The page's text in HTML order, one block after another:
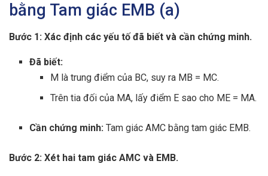
bằng Tam giác EMB (a)
Bước 1: Xác định các yếu tố đã biết và cần chứng minh.
Đã biết:
M là trung điểm của BC, suy ra MB = MC.
Trên tia đối của MA, lấy điểm E sao cho ME = MA.
Cần chứng minh: Tam giác AMC bằng tam giác EMB.
Bước 2: Xét hai tam giác AMC và EMB.